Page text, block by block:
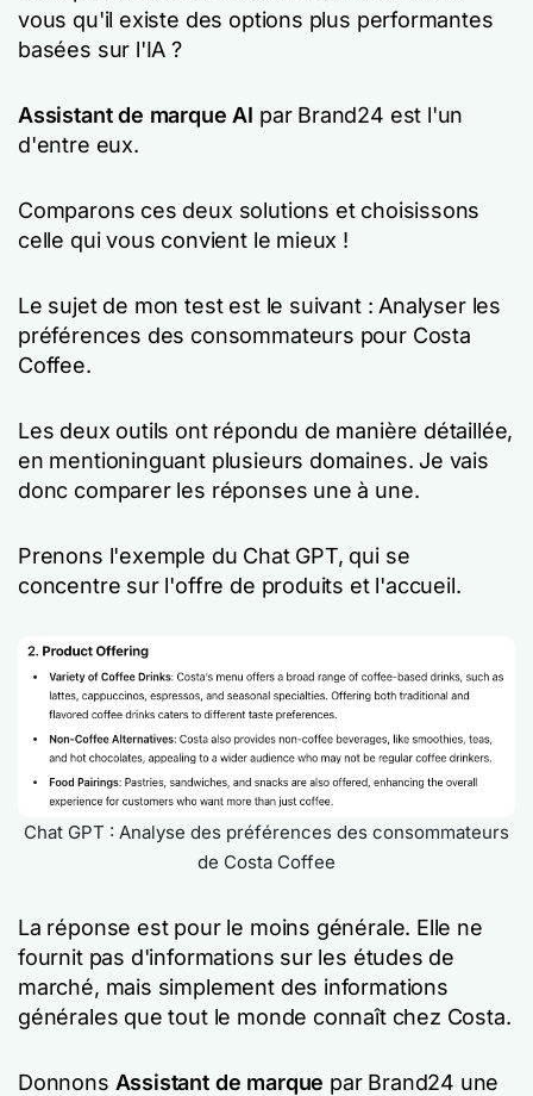
vous qu'il existe des options plus performantes
basées sur l'IA ?
Assistant de marque AI par Brand24 est l'un
d'entre eux.
Comparons ces deux solutions et choisissons
celle qui vous convient le mieux !
Le sujet de mon test est le suivant : Analyser les
préférences des consommateurs pour Costa
Coffee.
Les deux outils ont répondu de manière détaillée,
en mentioninguant plusieurs domaines. Je vais
donc comparer les réponses une à une.
Prenons l'exemple du Chat GPT, qui se
concentre sur l'offre de produits et l'accueil.
Chat GPT : Analyse des préférences des consommateurs
de Costa Coffee
La réponse est pour le moins générale. Elle ne
fournit pas d'informations sur les études de
marché, mais simplement des informations
générales que tout le monde connaît chez Costa.
Donnons Assistant de marque par Brand24 une